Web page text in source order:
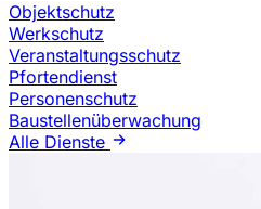
Objektschutz
Werkschutz
Veranstaltungsschutz
Pfortendienst
Personenschutz
Baustellenüberwachung
Alle Dienste